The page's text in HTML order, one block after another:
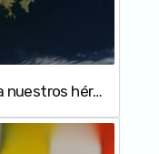
2 de abril: el mejor homenaje a nuestros héroes es mantener viva la Causa Malvinas y sostener políticas de Estado